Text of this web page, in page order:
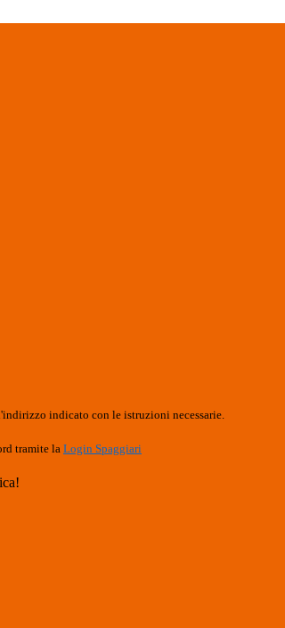
indicato con le istruzioni necessarie.
tramite la Login Spaggiari